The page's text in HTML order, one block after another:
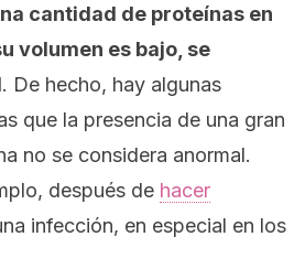
cantidad de proteínas en
volumen es bajo, se
. De hecho, hay algunas
que la presencia de una gran
no se considera anormal.
después de hacer
infección, en especial en los